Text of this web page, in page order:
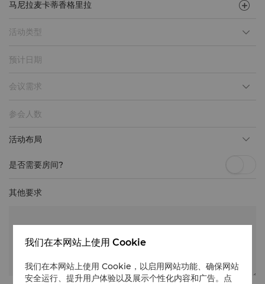
活动类型
预计日期
会议需求
活动布局
是否需要房间?
其他要求
我们在本网站上使用 Cookie
我们在本网站上使用 Cookie，以启用网站功能、确保网站
安全运行、提升用户体验以及展示个性化内容和广告。点